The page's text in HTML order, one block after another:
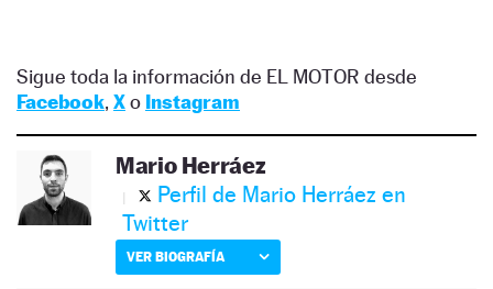
Sigue toda la información de EL MOTOR desde
Facebook, Xo Instagram
Mario Herráez
Perfil de Mario Herráez en
Twitter
VER BIOGRAFÍA